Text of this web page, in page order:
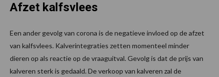
Afzet kalfsvlees
Een ander gevolg van corona is de negatieve invloed op de afzet
van kalfsvlees. Kalverintegraties zetten momenteel minder
dieren op als reactie op de vraaguitval. Gevolg is dat de prijs van
kalveren sterk is gedaald. De verkoop van kalveren zal de